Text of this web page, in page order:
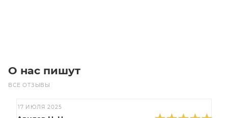
О нас пишут
ВСЕ ОТЗЫВЫ
17 ИЮЛЯ 2025